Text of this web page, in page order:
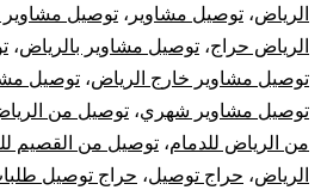
الرياض، توصيل مشاوير ، توصيل مشاوير
الرياض حراج، توصيل مشاوير بالرياض،
توصيل مشاوير خارج الرياض، توصيل
توصيل مشاوير شهري، توصيل من
من الرياض للدمام، توصيل من القصيم
الرياض، حراج توصيل، حراج توصيل